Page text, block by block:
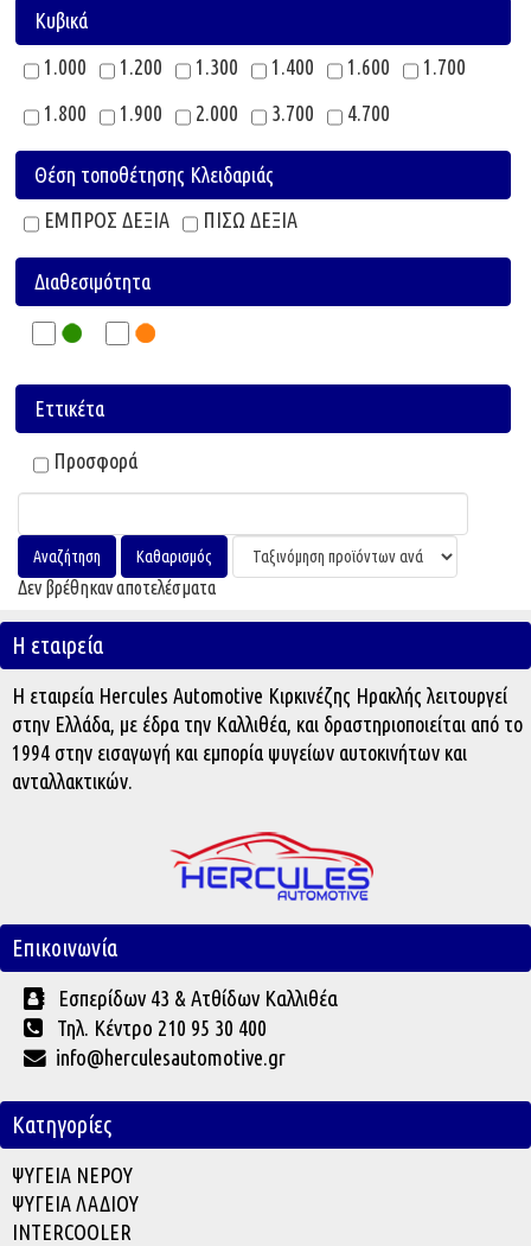
Κυβικά
1.000
1.200 1.300 1.400 1.600
1.700
1.800
1.900 2.000 3.700 4.700
Θέση τοποθέτησης Κλειδαριάς
ΕΜΠΡΟΣ ΔΕΞΙΑ
ΠΙΣΩ ΔΕΞΙΑ
Διαθεσιμότητα
Εττικέτα
Προσφορά
Δεν βρέθηκαν αποτελέσματα
Η εταιρεία
Η εταιρεία Hercules Automotive Κιρκινέζης Ηρακλής λειτουργεί
στην Ελλάδα, με έδρα την Καλλιθέα, και δραστηριοποιείται από το
1994 στην εισαγωγή και εμπορία ψυγείων αυτοκινήτων και
ανταλλακτικών.
Επικοινωνία
Εσπερίδων 43 & Ατθίδων Καλλιθέα
Τηλ. Κέντρο 210 95 30 400
info@herculesautomotive.gr
Κατηγορίες
ΨΥΓΕΙΑ ΝΕΡΟΥ
ΨΥΓΕΙΑ ΛΑΔΙΟΥ
INTERCOOLER